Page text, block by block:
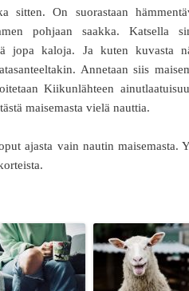
sitten. On suorastaan
pohjaan saakka. Katsella
jopa kaloja. Ja kuten kuvasta
Annetaan siis
Kiikunlähteen
maisemasta vielä nauttia.
ajasta vain nautin maisemasta.